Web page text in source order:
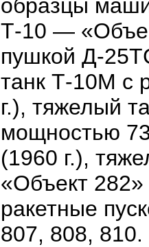
образцы
Т-10 —
пушкой Д-
танк Т-10М с
г.), тяжелый
мощностью
(1960 г.),
«Объект
ракетные
807, 808, 810.